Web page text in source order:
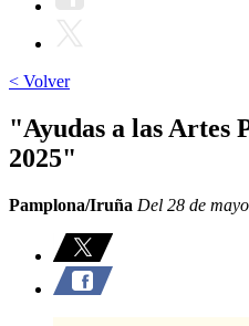
< Volver
"Ayudas a las Artes
2025"
Pamplona/Iruña Del 28 de